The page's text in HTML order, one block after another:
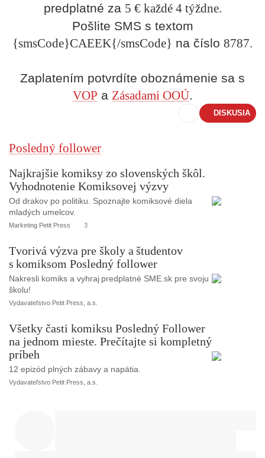
predplatné za 5 € každé 4 týždne.
Pošlite SMS s textom
{smsCode}CAEEK{/smsCode} na číslo 8787.
Zaplatením potvrdíte oboznámenie sa s
VOP a Zásadami OOÚ.
DISKUSIA
Posledný follower
Najkrajšie komiksy zo slovenských škôl.
Vyhodnotenie Komiksovej výzvy
Od drakov po politiku. Spoznajte komiksové diela
mladých umelcov.
Marketing Petit Press 3
Tvorivá výzva pre školy a študentov
s komiksom Posledný follower
Nakresli komiks a vyhraj predplatné SME.sk pre svoju
školu!
Vydavateľstvo Petit Press, a.s.
Všetky časti komiksu Posledný Follower
na jednom mieste. Prečítajte si kompletný
príbeh
12 epizód plných zábavy a napätia.
Vydavateľstvo Petit Press, a.s.